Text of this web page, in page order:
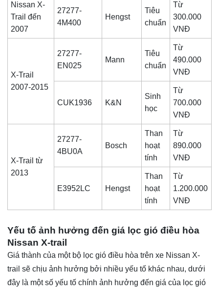
Nissan X-
Trail đến
2007
27277-
4M400
Hengst
Tiêu
chuẩn
Từ
300.000
VNĐ
X-Trail
2007-2015
27277-
EN025
Mann
Tiêu
chuẩn
Từ
490.000
VNĐ
CUK1936 K&N
Sinh
học
Từ
700.000
VNĐ
X-Trail từ
2013
27277-
4BU0A
Bosch
Than
hoạt
tính
Từ
890.000
VNĐ
E3952LC Hengst
Than
hoạt
tính
Từ
1.200.000
VNĐ
Yếu tố ảnh hưởng đến giá lọc gió điều hòa
Nissan X-trail
Giá thành của một bộ lọc gió điều hòa trên xe Nissan X-
trail sẽ chịu ảnh hưởng bởi nhiều yếu tố khác nhau, dưới
đây là một số yếu tố chính ảnh hưởng đến giá của lọc gió